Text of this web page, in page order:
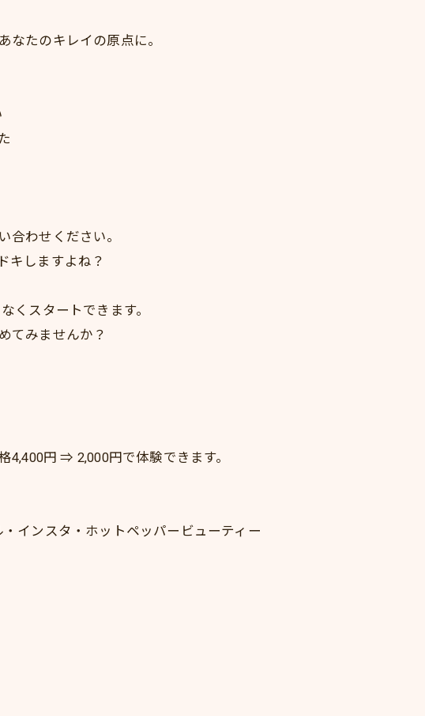
なたのキレイの原点に。
合わせください。
キしますよね？
くスタートできます。
てみませんか？
4,400円 ⇒ 2,000円で体験できます。
インスタ・ホットペッパービューティー